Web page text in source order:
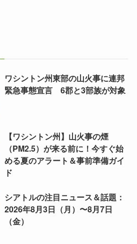
ワシントン州東部の山火事に連邦
緊急事態宣言 6郡と3部族が対象
【ワシントン州】山火事の煙
（PM2.5）が来る前に！今すぐ始
める夏のアラート＆事前準備ガイ
ド
シアトルの注目ニュース＆話題：
2026年8月3日（月）〜8月7日
（金）